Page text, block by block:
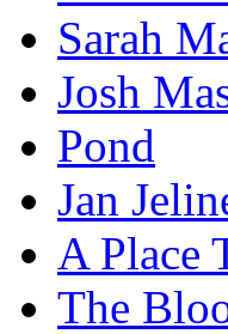
Sarah
Josh
Pond
Jan
A Place
The